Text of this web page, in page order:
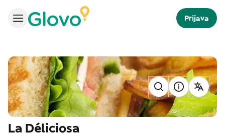
Prijava
La Déliciosa